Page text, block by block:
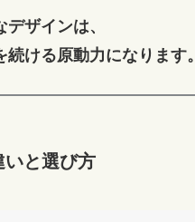
デザインは、
続ける原動力になります。
いと選び方